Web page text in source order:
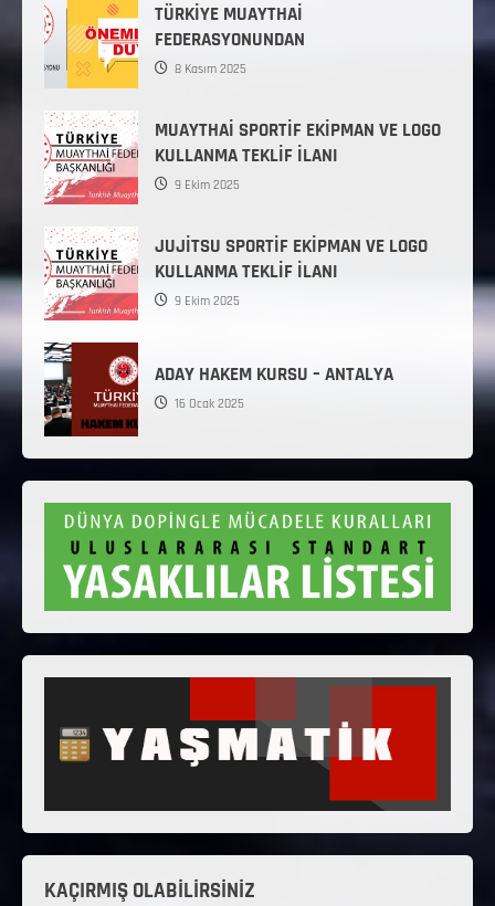
TÜRKİYE MUAYTHAİ
FEDERASYONUNDAN
8 Kasım 2025
MUAYTHAİ SPORTİF EKİPMAN VE LOGO
KULLANMA TEKLİF İLANI
9 Ekim 2025
JUJİTSU SPORTİF EKİPMAN VE LOGO
KULLANMA TEKLİF İLANI
9 Ekim 2025
ADAY HAKEM KURSU – ANTALYA
16 Ocak 2025
KAÇIRMIŞ OLABİLİRSİNİZ